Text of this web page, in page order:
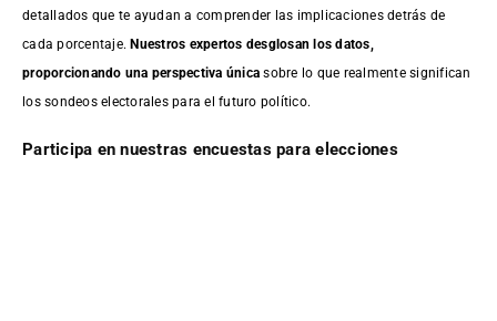
detallados que te ayudan a comprender las implicaciones detrás de
cada porcentaje. Nuestros expertos desglosan los datos,
proporcionando una perspectiva única sobre lo que realmente significan
los sondeos electorales para el futuro político.
Participa en nuestras encuestas para elecciones